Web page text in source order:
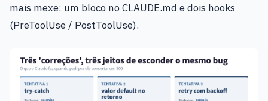
mais mexe: um bloco no CLAUDE.md e dois hooks
(PreToolUse / PostToolUse).